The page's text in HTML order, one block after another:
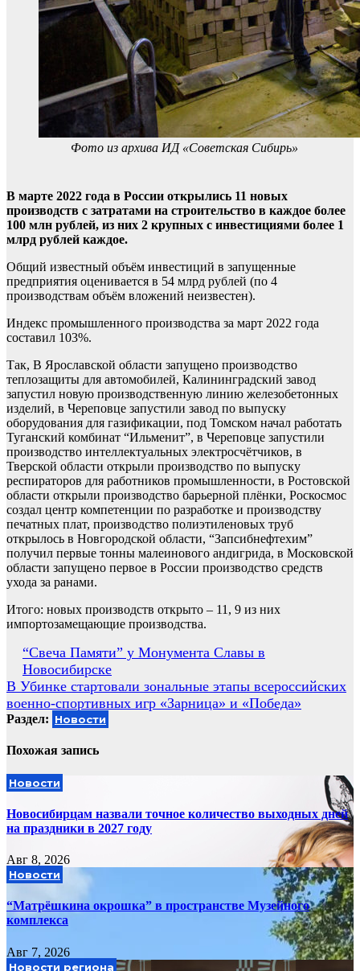
Фото из архива ИД «Советская Сибирь»
В марте 2022 года в России открылись 11 новых
производств с затратами на строительство в каждое более
100 млн рублей, из них 2 крупных с инвестициями более 1
млрд рублей каждое.
Общий известный объём инвестиций в запущенные
предприятия оценивается в 54 млрд рублей (по 4
производствам объём вложений неизвестен).
Индекс промышленного производства за март 2022 года
составил 103%.
Так, В Ярославской области запущено производство
теплозащиты для автомобилей, Калининградский завод
запустил новую производственную линию железобетонных
изделий, в Череповце запустили завод по выпуску
оборудования для газификации, под Томском начал работать
Туганский комбинат “Ильменит”, в Череповце запустили
производство интеллектуальных электросчётчиков, в
Тверской области открыли производство по выпуску
респираторов для работников промышленности, в Ростовской
области открыли производство барьерной плёнки, Роскосмос
создал центр компетенции по разработке и производству
печатных плат, производство полиэтиленовых труб
открылось в Новгородской области, “Запсибнефтехим”
получил первые тонны малеинового андигрида, в Московской
области запущено первое в России производство средств
ухода за ранами.
Итого: новых производств открыто – 11, 9 из них
импортозамещающие производства.
Навигация
по
записям
“Свеча Памяти” у Монумента Славы в
Новосибирске
В Убинке стартовали зональные этапы всероссийских
военно-спортивных игр «Зарница» и «Победа»
Раздел: Новости
Похожая запись
Новости
Новосибирцам назвали точное количество выходных дней
на праздники в 2027 году
Авг 8, 2026
Новости
“Матрёшкина окрошка” в пространстве Музейного
комплекса
Авг 7, 2026
Новости региона